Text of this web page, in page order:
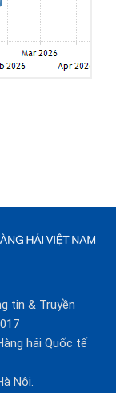
tin & Truyền
hải Quốc tế
Nội.